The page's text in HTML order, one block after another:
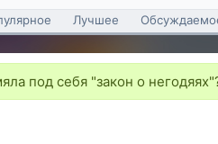
Лучшее
под себя "закон о